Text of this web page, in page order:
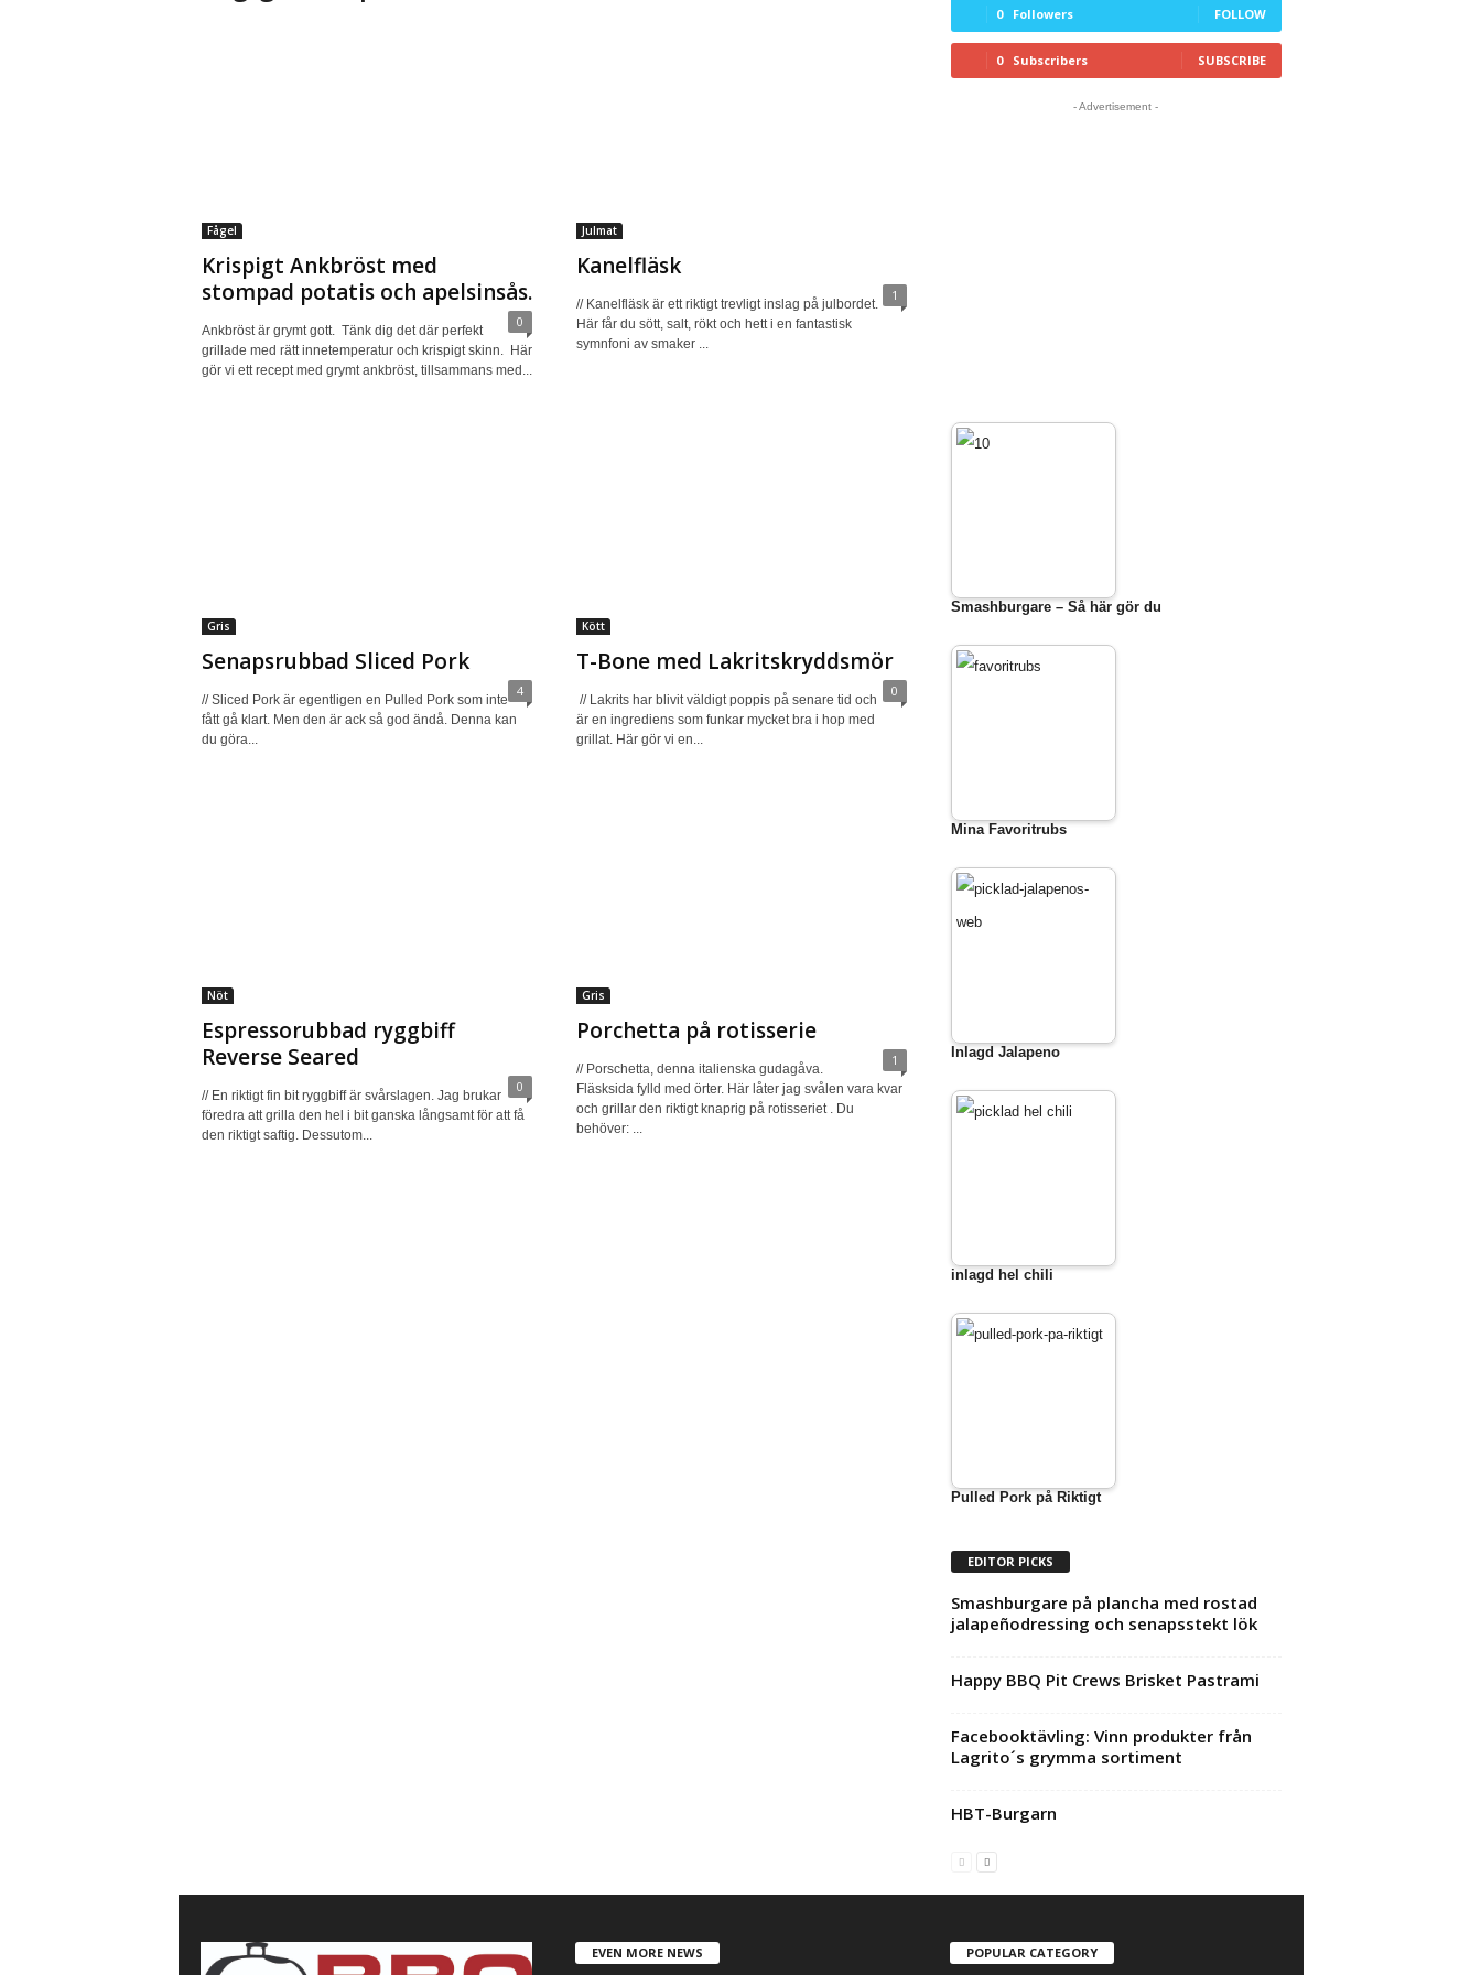
Fågel
Krispigt Ankbröst med
stompad potatis och apelsinsås.
0
Ankbröst är grymt gott. Tänk dig det där perfekt
grillade med rätt innetemperatur och krispigt skinn. Här
gör vi ett recept med grymt ankbröst, tillsammans med...
Julmat
Kanelfläsk
1
// Kanelfläsk är ett riktigt trevligt inslag på julbordet.
Här får du sött, salt, rökt och hett i en fantastisk
symnfoni av smaker ...
Gris
Senapsrubbad Sliced Pork
4
// Sliced Pork är egentligen en Pulled Pork som inte
fått gå klart. Men den är ack så god ändå. Denna kan
du göra...
Kött
T-Bone med Lakritskryddsmör
0
// Lakrits har blivit väldigt poppis på senare tid och
är en ingrediens som funkar mycket bra i hop med
grillat. Här gör vi en...
Nöt
Espressorubbad ryggbiff
Reverse Seared
0
// En riktigt fin bit ryggbiff är svårslagen. Jag brukar
föredra att grilla den hel i bit ganska långsamt för att få
den riktigt saftig. Dessutom...
Gris
Porchetta på rotisserie
1
// Porschetta, denna italienska gudagåva.
Fläsksida fylld med örter. Här låter jag svålen vara kvar
och grillar den riktigt knaprig på rotisseriet . Du
behöver: ...
0 Followers FOLLOW
0 Subscribers SUBSCRIBE
- Advertisement -
Smashburgare – Så här gör du
Mina Favoritrubs
Inlagd Jalapeno
inlagd hel chili
Pulled Pork på Riktigt
EDITOR PICKS
Smashburgare på plancha med rostad
jalapeñodressing och senapsstekt lök
Happy BBQ Pit Crews Brisket Pastrami
Facebooktävling: Vinn produkter från
Lagrito´s grymma sortiment
HBT-Burgarn
EVEN MORE NEWS POPULAR CATEGORY